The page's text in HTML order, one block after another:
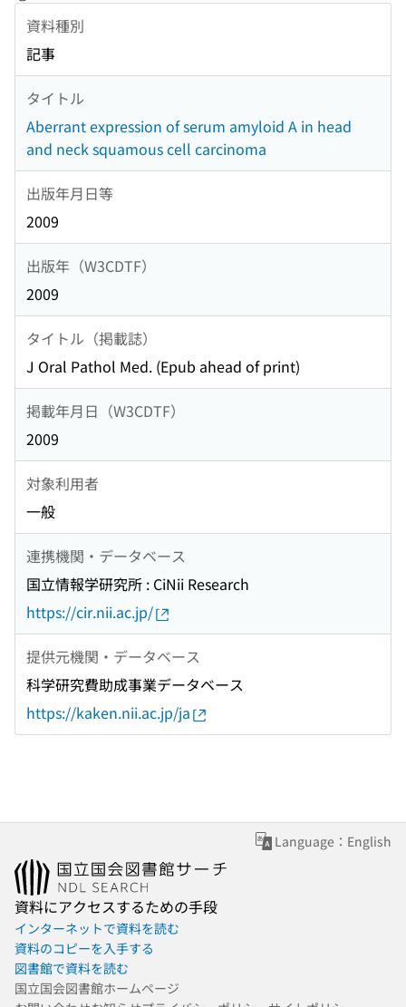
資料種別
記事
タイトル
Aberrant expression of serum amyloid A in head
and neck squamous cell carcinoma
出版年月日等
2009
出版年（W3CDTF）
2009
タイトル（掲載誌）
J Oral Pathol Med. (Epub ahead of print)
掲載年月日（W3CDTF）
2009
対象利用者
一般
連携機関・データベース
国立情報学研究所 : CiNii Research
https://cir.nii.ac.jp/
提供元機関・データベース
科学研究費助成事業データベース
https://kaken.nii.ac.jp/ja
Language：English
資料にアクセスするための手段
インターネットで資料を読む
資料のコピーを入手する
図書館で資料を読む
国立国会図書館ホームページ